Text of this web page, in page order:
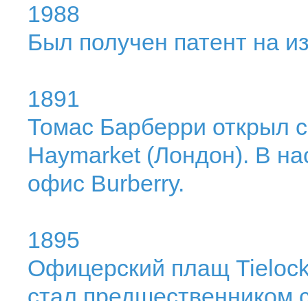
1988
Был получен патент на
1891
Томас Барберри открыл
Haymarket (Лондон). В
офис Burberry.
1895
Офицерский плащ